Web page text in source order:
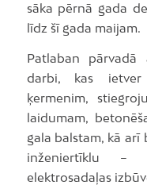
sāka pērnā gada
līdz šī gada maijam.
Patlaban pārvadā
darbi, kas
ķermenim,
laidumam,
gala balstam, kā arī
inženiertīklu –
elektrosadaļas